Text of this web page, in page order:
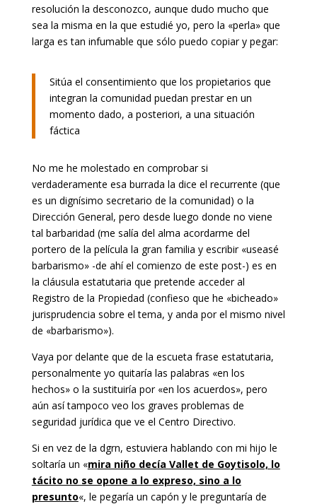
resolución la desconozco, aunque dudo mucho que
sea la misma en la que estudié yo, pero la «perla» que
larga es tan infumable que sólo puedo copiar y pegar:
Sitúa el consentimiento que los propietarios que
integran la comunidad puedan prestar en un
momento dado, a posteriori, a una situación
fáctica
No me he molestado en comprobar si
verdaderamente esa burrada la dice el recurrente (que
es un dignísimo secretario de la comunidad) o la
Dirección General, pero desde luego donde no viene
tal barbaridad (me salía del alma acordarme del
portero de la película la gran familia y escribir «useasé
barbarismo» -de ahí el comienzo de este post-) es en
la cláusula estatutaria que pretende acceder al
Registro de la Propiedad (confieso que he «bicheado»
jurisprudencia sobre el tema, y anda por el mismo nivel
de «barbarismo»).
Vaya por delante que de la escueta frase estatutaria,
personalmente yo quitaría las palabras «en los
hechos» o la sustituiría por «en los acuerdos», pero
aún así tampoco veo los graves problemas de
seguridad jurídica que ve el Centro Directivo.
Si en vez de la dgrn, estuviera hablando con mi hijo le
soltaría un «mira niño decía Vallet de Goytisolo, lo
tácito no se opone a lo expreso, sino a lo
presunto«, le pegaría un capón y le preguntaría de